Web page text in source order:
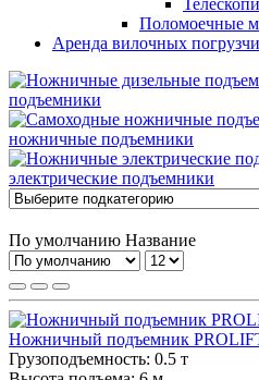
Поломоечные
Аренда вилочных
подъемники
ножничные подъемники
электрические подъемники
По умолчанию Название
Ножничный подъемник
Грузоподъемность: 0.5 т